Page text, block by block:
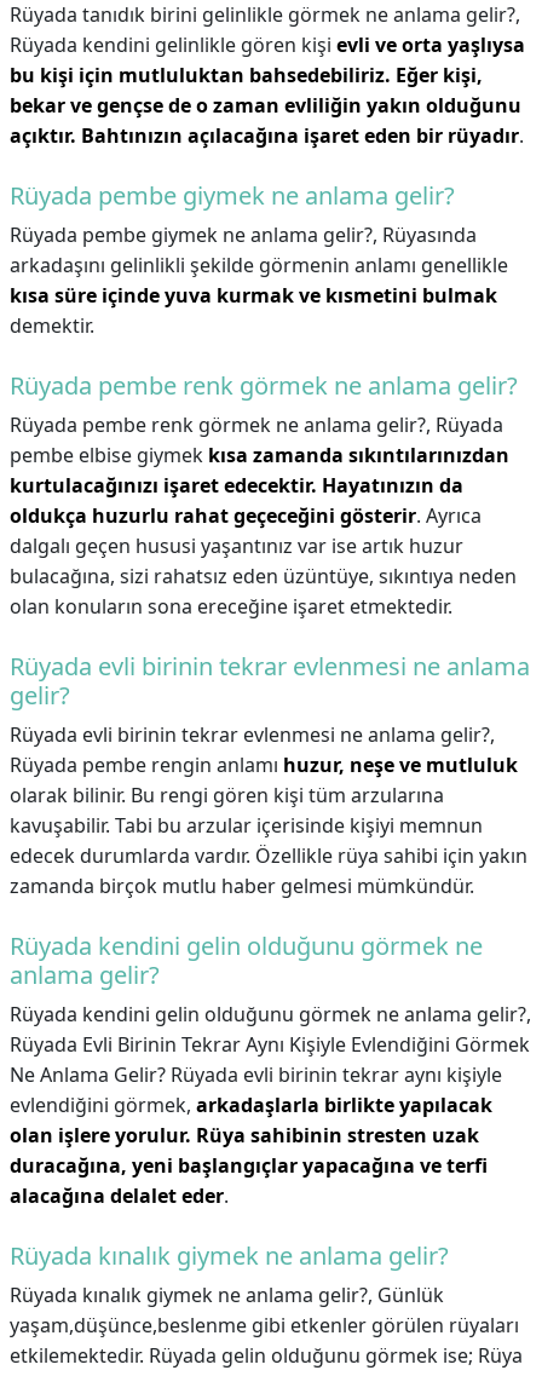
Rüyada tanıdık birini gelinlikle görmek ne anlama gelir?,
Rüyada kendini gelinlikle gören kişi evli ve orta yaşlıysa
bu kişi için mutluluktan bahsedebiliriz. Eğer kişi,
bekar ve gençse de o zaman evliliğin yakın olduğunu
açıktır. Bahtınızın açılacağına işaret eden bir rüyadır.
Rüyada pembe giymek ne anlama gelir?
Rüyada pembe giymek ne anlama gelir?, Rüyasında
arkadaşını gelinlikli şekilde görmenin anlamı genellikle
kısa süre içinde yuva kurmak ve kısmetini bulmak
demektir.
Rüyada pembe renk görmek ne anlama gelir?
Rüyada pembe renk görmek ne anlama gelir?, Rüyada
pembe elbise giymek kısa zamanda sıkıntılarınızdan
kurtulacağınızı işaret edecektir. Hayatınızın da
oldukça huzurlu rahat geçeceğini gösterir. Ayrıca
dalgalı geçen hususi yaşantınız var ise artık huzur
bulacağına, sizi rahatsız eden üzüntüye, sıkıntıya neden
olan konuların sona ereceğine işaret etmektedir.
Rüyada evli birinin tekrar evlenmesi ne anlama
gelir?
Rüyada evli birinin tekrar evlenmesi ne anlama gelir?,
Rüyada pembe rengin anlamı huzur, neşe ve mutluluk
olarak bilinir. Bu rengi gören kişi tüm arzularına
kavuşabilir. Tabi bu arzular içerisinde kişiyi memnun
edecek durumlarda vardır. Özellikle rüya sahibi için yakın
zamanda birçok mutlu haber gelmesi mümkündür.
Rüyada kendini gelin olduğunu görmek ne
anlama gelir?
Rüyada kendini gelin olduğunu görmek ne anlama gelir?,
Rüyada Evli Birinin Tekrar Aynı Kişiyle Evlendiğini Görmek
Ne Anlama Gelir? Rüyada evli birinin tekrar aynı kişiyle
evlendiğini görmek, arkadaşlarla birlikte yapılacak
olan işlere yorulur. Rüya sahibinin stresten uzak
duracağına, yeni başlangıçlar yapacağına ve terfi
alacağına delalet eder.
Rüyada kınalık giymek ne anlama gelir?
Rüyada kınalık giymek ne anlama gelir?, Günlük
yaşam,düşünce,beslenme gibi etkenler görülen rüyaları
etkilemektedir. Rüyada gelin olduğunu görmek ise; Rüya